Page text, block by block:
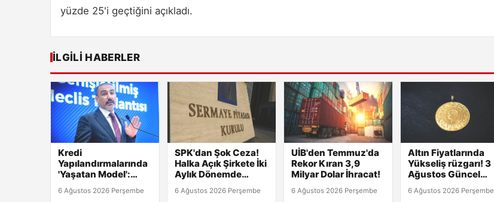
yüzde 25'i geçtiğini açıkladı.
İLGILI HABERLER
Kredi
Yapılandırmalarında
'Yaşatan Model':
Değerlendirin!
6 Ağustos 2026 Perşembe
SPK'dan Şok Ceza!
Halka Açık Şirkete İki
Aylık Dönemde
6 Ağustos 2026 Perşembe
UİB'den Temmuz'da
Rekor Kıran 3,9
Milyar Dolar İhracat!
6 Ağustos 2026 Perşembe
Altın Fiyatlarında
Yükseliş rüzgarı! 3
Ağustos Güncel
6 Ağustos 2026 Perşembe